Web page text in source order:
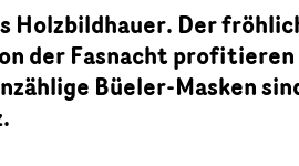
Holzbildhauer. Der
der Fasnacht profitieren
Büeler-Masken